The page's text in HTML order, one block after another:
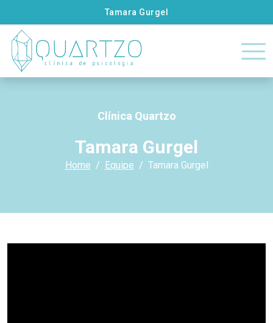
Tamara Gurgel
Clínica Quartzo
Tamara Gurgel
Home Equipe Tamara Gurgel